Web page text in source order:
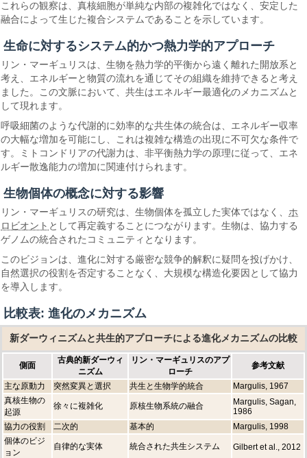
これらの観察は、真核細胞が単純な内部の複雑化ではなく、安定した
融合によって生じた複合システムであることを示しています。
生命に対するシステム的かつ熱力学的アプローチ
リン・マーギュリスは、生物を熱力学的平衡から遠く離れた開放系と
考え、エネルギーと物質の流れを通じてその組織を維持できると考え
ました。この文脈において、共生はエネルギー最適化のメカニズムと
して現れます。
呼吸細菌のような代謝的に効率的な共生体の統合は、エネルギー収率
の大幅な増加を可能にし、これは複雑な構造の出現に不可欠な条件で
す。ミトコンドリアの代謝力は、非平衡熱力学の原理に従って、エネ
ルギー散逸能力の増加に関連付けられます。
生物個体の概念に対する影響
リン・マーギュリスの研究は、生物個体を孤立した実体ではなく、 ホ
ロビオント として再定義することにつながります。生物は、協力する
ゲノムの統合されたコミュニティとなります。
このビジョンは、進化に対する厳密な競争的解釈に疑問を投げかけ、
自然選択の役割を否定することなく、大規模な構造化要因として協力
を導入します。
比較表: 進化のメカニズム
新ダーウィニズムと共生的アプローチによる進化メカニズムの比較
側面
古典的新ダーウィ
ニズム
リン・マーギュリスのアプ
ローチ
参考文献
主な原動力 突然変異と選択 共生と生物学的統合
Margulis, 1967
真核生物の
起源
徐々に複雑化 原核生物系統の融合
Margulis, Sagan,
1986
協力の役割
二次的 基本的
Margulis, 1998
個体のビジ
ョン
自律的な実体 統合された共生システム Gilbert et al., 2012